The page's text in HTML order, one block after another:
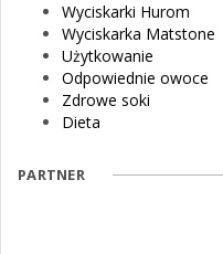
Wyciskarki Hurom
Wyciskarka Matstone
Użytkowanie
Odpowiednie owoce
Zdrowe soki
Dieta
PARTNER